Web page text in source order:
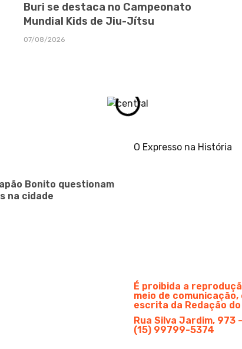
Buri se destaca no Campeonato
Mundial Kids de Jiu-Jítsu
07/08/2026
Bonito questionam
na cidade
O Expresso na História
É proibida a
meio de
escrita da Redação do
Rua Silva Jardim, 973
(15) 99799-5374